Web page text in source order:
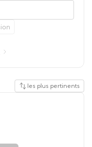
les plus pertinents